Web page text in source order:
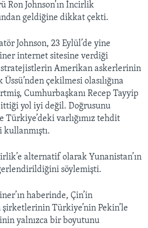
Ron Johnson’ın İncirlik
geldiğine dikkat çekti.
Johnson, 23 Eylül’de yine
internet sitesine verdiği
stratejistlerin Amerikan askerlerinin
çekilmesi olasılığına
Cumhurbaşkanı Recep Tayyip
yol iyi değil. Doğrusunu
Türkiye’deki varlığımız tehdit
alternatif olarak Yunanistan’ın
söylemişti.
haberinde, Çin’in
Türkiye’nin Pekin’le
yalnızca bir boyutunu